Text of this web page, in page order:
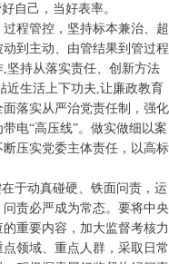
自己，当好表率。
程管控，坚持标本兼治、超
到主动、由管结果到管过程
坚持从落实责任、创新方法
近生活上下功夫,让廉政教育
落实从严治党责任制，强化
电“高压线”。做实做细以案
压实党委主体责任，以高标
于动真碰硬、铁面问责，运
责必严成为常态。要将中央
重要内容，加大监督考核力
领域、重点人群，采取日常